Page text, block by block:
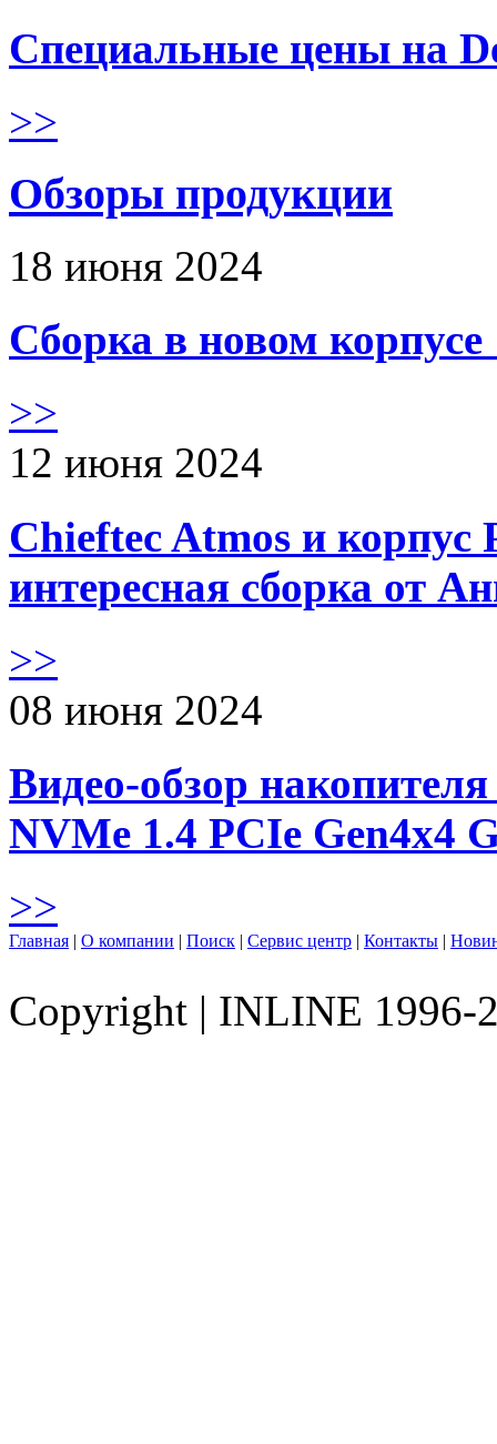
Специальные цены на
>>
Обзоры продукции
18 июня 2024
Сборка в новом
>>
12 июня 2024
Chieftec Atmos и корпус
интересная сборка от
>>
08 июня 2024
Видео-обзор
NVMe 1.4 PCIe Gen4х4
>>
Главная | О компании | Поиск | Сервис центр | Контакты |
Copyright | INLINE 1996-